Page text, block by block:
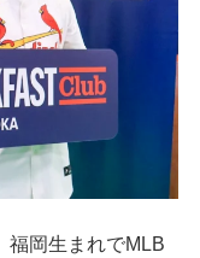
福岡生まれでMLB